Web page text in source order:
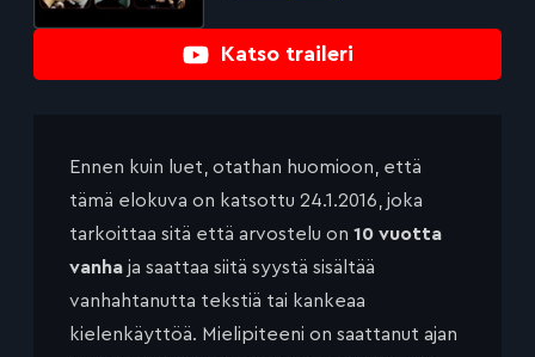
Katso traileri
pisteet:
Ennen kuin luet, otathan huomioon, että
tämä elokuva on katsottu 24.1.2016, joka
tarkoittaa sitä että arvostelu on 10 vuotta
vanha ja saattaa siitä syystä sisältää
vanhahtanutta tekstiä tai kankeaa
kielenkäyttöä. Mielipiteeni on saattanut ajan